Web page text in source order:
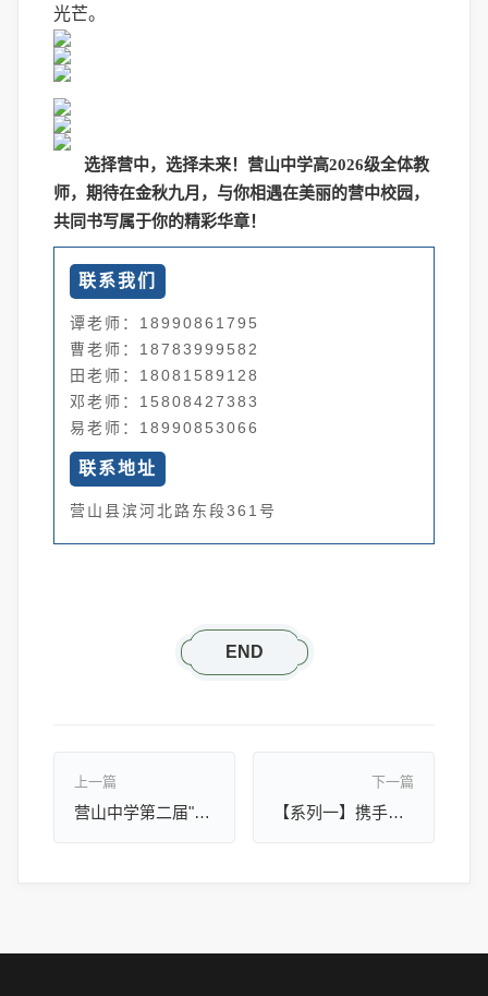
光芒。
选择营中，选择未来！营山中学高2026级全体教
师，期待在金秋九月，与你相遇在美丽的营中校园，
共同书写属于你的精彩华章！
联系我们
谭老师：18990861795
曹老师：18783999582
田老师：18081589128
邓老师：15808427383
易老师：18990853066
联系地址
营山县滨河北路东段361号
END
上一篇
营山中学第二届"珍珠班”开班（申请表下载）
下一篇
【系列一】携手云端 共育未来 || 高中全日制远程直播教学观摩研讨会在营山中学隆重召开